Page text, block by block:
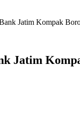
Jatim Kompak
Jatim